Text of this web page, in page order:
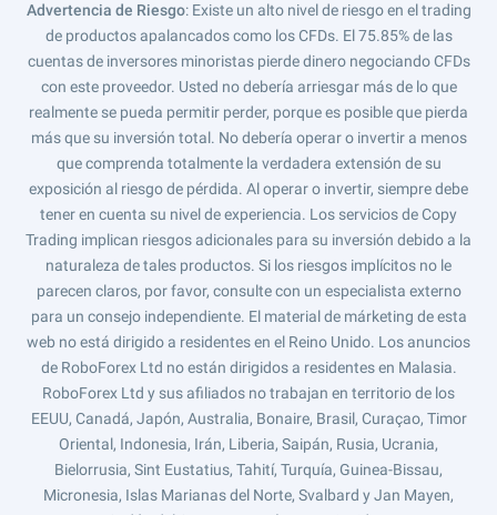
Advertencia de Riesgo: Existe un alto nivel de riesgo en el trading
de productos apalancados como los CFDs. El 75.85% de las
cuentas de inversores minoristas pierde dinero negociando CFDs
con este proveedor. Usted no debería arriesgar más de lo que
realmente se pueda permitir perder, porque es posible que pierda
más que su inversión total. No debería operar o invertir a menos
que comprenda totalmente la verdadera extensión de su
exposición al riesgo de pérdida. Al operar o invertir, siempre debe
tener en cuenta su nivel de experiencia. Los servicios de Copy
Trading implican riesgos adicionales para su inversión debido a la
naturaleza de tales productos. Si los riesgos implícitos no le
parecen claros, por favor, consulte con un especialista externo
para un consejo independiente. El material de márketing de esta
web no está dirigido a residentes en el Reino Unido. Los anuncios
de RoboForex Ltd no están dirigidos a residentes en Malasia.
RoboForex Ltd y sus afiliados no trabajan en territorio de los
EEUU, Canadá, Japón, Australia, Bonaire, Brasil, Curaçao, Timor
Oriental, Indonesia, Irán, Liberia, Saipán, Rusia, Ucrania,
Bielorrusia, Sint Eustatius, Tahití, Turquía, Guinea-Bissau,
Micronesia, Islas Marianas del Norte, Svalbard y Jan Mayen,